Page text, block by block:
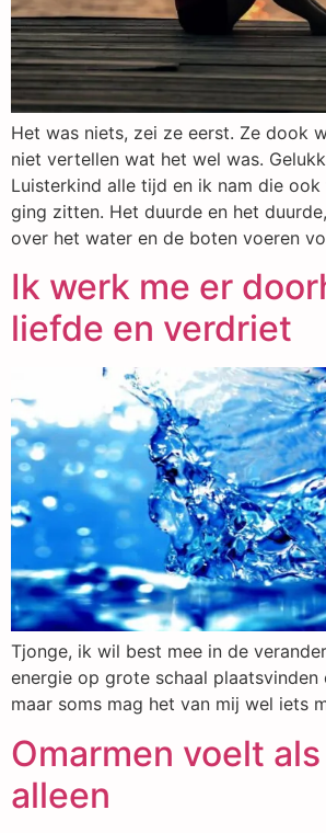
Het was niets, zei ze eerst. Ze dook
niet vertellen wat het wel was.
Luisterkind alle tijd en ik nam die
ging zitten. Het duurde en het
over het water en de boten voeren
Ik werk me er
liefde en verdriet
Tjonge, ik wil best mee in de
energie op grote schaal
maar soms mag het van mij wel iets
Omarmen voelt
alleen